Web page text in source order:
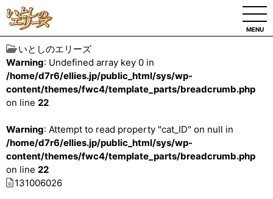
MENU
いとしのエリーズ
Warning: Undefined array key 0 in
/home/d7r6/ellies.jp/public_html/sys/wp-
content/themes/fwc4/template_parts/breadcrumb.php
on line 22
Warning: Attempt to read property "cat_ID" on null in
/home/d7r6/ellies.jp/public_html/sys/wp-
content/themes/fwc4/template_parts/breadcrumb.php
on line 22
131006026